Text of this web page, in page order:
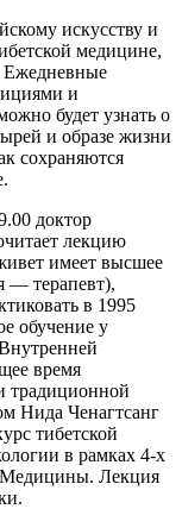
искусству и
медицине,
Ежедневные
и
будет узнать о
и образе жизни
сохраняются
доктор
лекцию
имеет высшее
— терапевт),
в 1995
обучение у
время
традиционной
Нида Ченагтсанг
тибетской
в рамках 4-х
Медицины. Лекция